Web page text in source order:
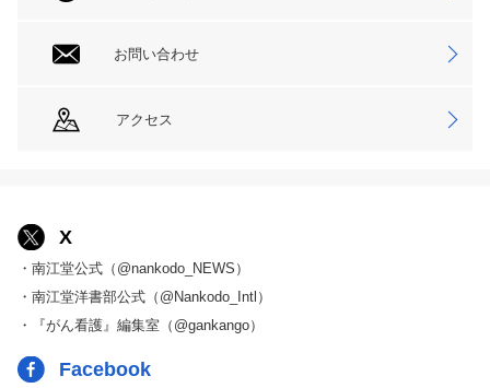
お問い合わせ
アクセス
X
・南江堂公式（@nankodo_NEWS）
・南江堂洋書部公式（@Nankodo_Intl）
・『がん看護』編集室（@gankango）
Facebook